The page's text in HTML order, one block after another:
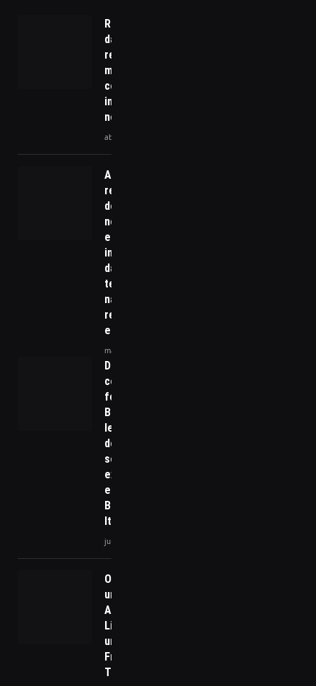
Regionalização
da gestão de
resíduos: Saiba
mais sobre
consórcios
intermunicipais
neste artigo
abril 17, 2026
A nova
realidade
dos
negócios:
entenda o
impacto
da
tecnologia
na gestão
remota de
equipes
março 3, 2025
Deputada
condenada
foge do
Brasil e
levanta
debate
sobre
extradição
entre
Brasil e
Itália
junho 5, 2025
O Legado de
uma
Ambição:
Lições de
um Grande
Fracasso
Tecnológico